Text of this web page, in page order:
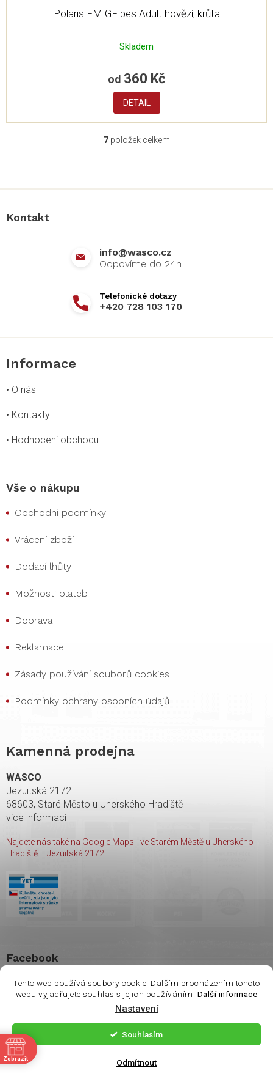
Tento web používá soubory cookie. Dalším procházením tohoto
webu vyjadřujete souhlas s jejich používáním. Další informace
Nastavení
Odmítnout
Souhlasím
Vážení zákazníci. Ve
čtvrtek 6.8 je na
prodejně otevřeno
pouze do 14:00. Děkuji
za pochopení.
Polaris FM GF pes Adult hovězí, krůta
Skladem
od 360 Kč
DETAIL
O
r
v
v
ý
7položek celkem
Kontakt
info@wasco.cz
+420 728 103 170
Informace
• O nás
• Kontakty
• Hodnocení obchodu
Vše o nákupu
Obchodní podmínky
Vrácení zboží
Dodací lhůty
Možnosti plateb
Doprava
Reklamace
Zásady používání souborů cookies
Podmínky ochrany osobních údajů
Kamenná prodejna
WASCO
Jezuitská 2172
68603, Staré Město u Uherského Hradiště
více informací
Najdete nás také na Google Maps - ve Starém Městě u Uherského
Hradiště – Jezuitská 2172.
Facebook
Vytvořil Shoptet | Nakódoval
Copyright 2026 shop Wasco. Všechna práva vyhrazena.
Zobrazit